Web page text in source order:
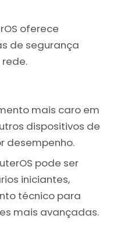
oferece
de segurança
mais caro em
dispositivos de
desempenho.
pode ser
iniciantes,
técnico para
mais avançadas.